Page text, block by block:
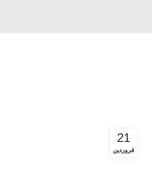
21
فروردین